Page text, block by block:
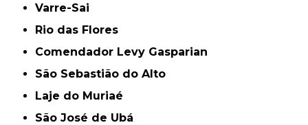
Varre-Sai
Rio das Flores
Comendador Levy Gasparian
São Sebastião do Alto
Laje do Muriaé
São José de Ubá